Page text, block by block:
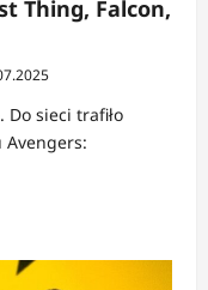
Thing, Falcon,
Do sieci trafiło